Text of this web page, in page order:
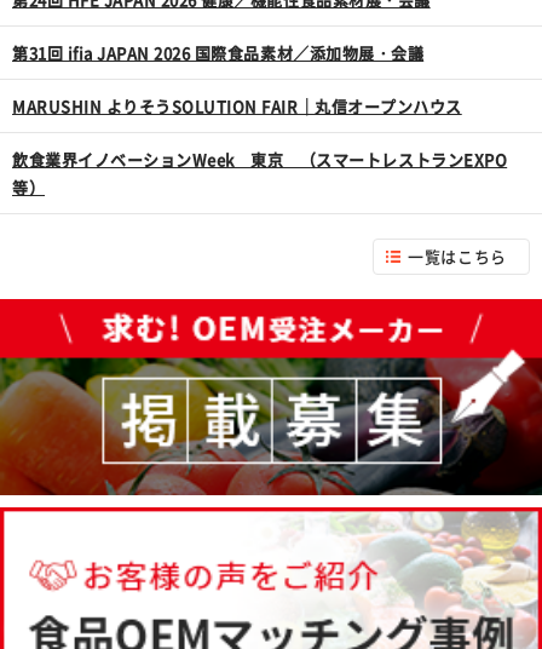
第31回 ifia JAPAN 2026 国際食品素材／添加物展・会議
MARUSHIN よりそうSOLUTION FAIR｜丸信オープンハウス
飲食業界イノベーションWeek 東京 （スマートレストランEXPO
等）
一覧はこちら